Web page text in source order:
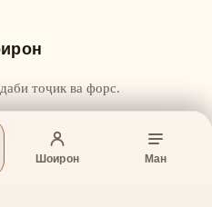
Шоирон Ман
тоҷик ва форс.